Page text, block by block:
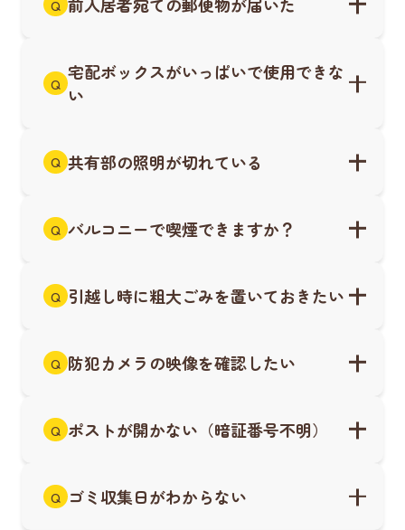
Q
Q 宅配ボックスがいっぱいで使用できな
い
Q 共有部の照明が切れている
Q バルコニーで喫煙できますか？
Q 引越し時に粗大ごみを置いておきたい
Q 防犯カメラの映像を確認したい
Q ポストが開かない（暗証番号不明）
Q ゴミ収集日がわからない